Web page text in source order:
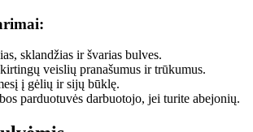
sklandžias ir švarias bulves.
veislių pranašumus ir trūkumus.
į gėlių ir sijų būklę.
parduotuvės darbuotojo, jei turite abejonių.